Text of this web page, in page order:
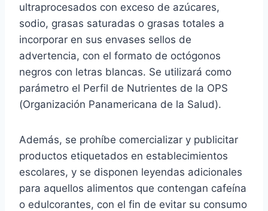
ultraprocesados con exceso de azúcares,
sodio, grasas saturadas o grasas totales a
incorporar en sus envases sellos de
advertencia, con el formato de octógonos
negros con letras blancas. Se utilizará como
parámetro el Perfil de Nutrientes de la OPS
(Organización Panamericana de la Salud).
Además, se prohíbe comercializar y publicitar
productos etiquetados en establecimientos
escolares, y se disponen leyendas adicionales
para aquellos alimentos que contengan cafeína
o edulcorantes, con el fin de evitar su consumo